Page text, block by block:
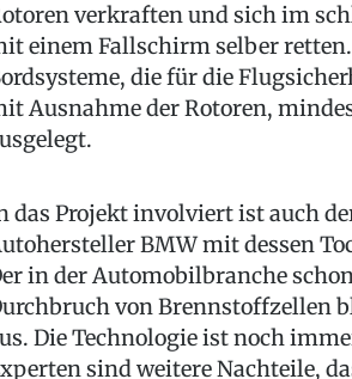
verkraften und sich im
einem Fallschirm selber
die für die
Ausnahme der Rotoren,
das Projekt involviert ist auch
BMW mit dessen
in der Automobilbranche
von Brennstoffzellen
Die Technologie ist noch
sind weitere Nachteile,